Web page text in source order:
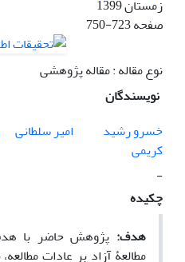
زمستان 1399
صفحه750-723
نوع مقاله : مقاله پژوهشی
نویسندگان
خسرو رشید
امیر سلطانی
کریمی
-
چکیده
هدف: پژوهش حاضر با
مطالعۀ آزاد بر عادات